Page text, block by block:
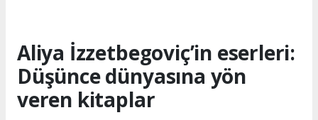
Aliya İzzetbegoviç’in eserleri:
Düşünce dünyasına yön
veren kitaplar